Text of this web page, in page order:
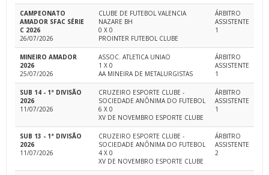
CAMPEONATO
AMADOR SFAC SÉRIE
C 2026
26/07/2026
CLUBE DE FUTEBOL VALENCIA
NAZARE BH
0 X 0
PROINTER FUTEBOL CLUBE
ÁRBITRO
ASSISTENTE
1
MINEIRO AMADOR
2026
25/07/2026
ASSOC. ATLETICA UNIAO
1 X 0
AA MINEIRA DE METALURGISTAS
ÁRBITRO
ASSISTENTE
1
SUB 14 - 1ª DIVISÃO
2026
11/07/2026
CRUZEIRO ESPORTE CLUBE -
SOCIEDADE ANÔNIMA DO FUTEBOL
6 X 0
XV DE NOVEMBRO ESPORTE CLUBE
ÁRBITRO
ASSISTENTE
1
SUB 13 - 1ª DIVISÃO
2026
11/07/2026
CRUZEIRO ESPORTE CLUBE -
SOCIEDADE ANÔNIMA DO FUTEBOL
4 X 0
XV DE NOVEMBRO ESPORTE CLUBE
ÁRBITRO
ASSISTENTE
2